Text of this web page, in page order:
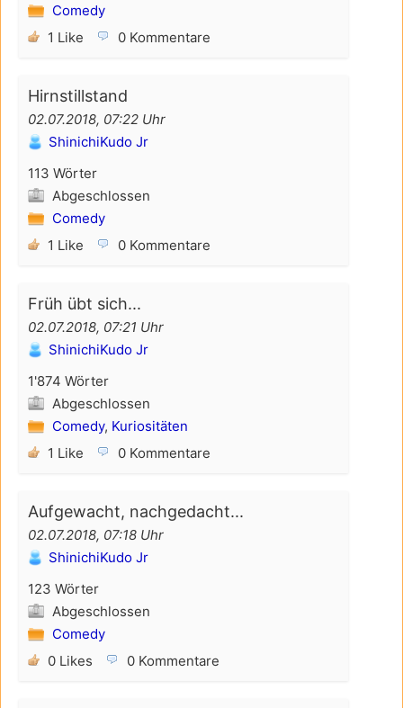
Comedy
1 Like
0 Kommentare
Hirnstillstand
02.07.2018, 07:22 Uhr
ShinichiKudo Jr
113 Wörter
Abgeschlossen
Comedy
1 Like
0 Kommentare
Früh übt sich...
02.07.2018, 07:21 Uhr
ShinichiKudo Jr
1'874 Wörter
Abgeschlossen
Comedy, Kuriositäten
1 Like
0 Kommentare
Aufgewacht, nachgedacht...
02.07.2018, 07:18 Uhr
ShinichiKudo Jr
123 Wörter
Abgeschlossen
Comedy
0 Likes
0 Kommentare